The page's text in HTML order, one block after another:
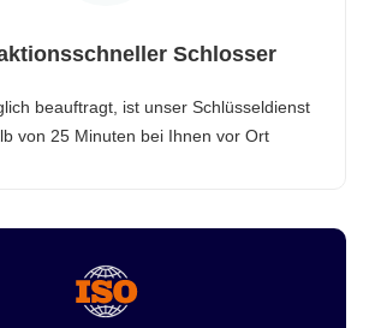
Schlosser
beauftragt, ist unser Schlüsseldienst
von 25 Minuten bei Ihnen vor Ort